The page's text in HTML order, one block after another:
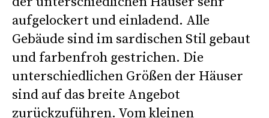
aufgelockert und einladend. Alle
Gebäude sind im sardischen Stil gebaut
und farbenfroh gestrichen. Die
unterschiedlichen Größen der Häuser
sind auf das breite Angebot
zurückzuführen. Vom kleinen